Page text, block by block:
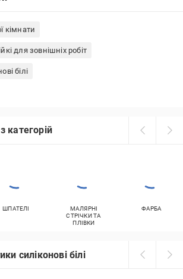
кімнати
для зовнішніх робіт
білі
для печей
600 мл
вогнестійкі
для ванної кімнати
вогнестійкі
Tytan силікон
коричневі
герметик
поліуретан
покрівельні
Mapei
категорій
ШПАТЕЛІ
МАЛЯРНІ
СТРІЧКИ ТА
ПЛІВКИ
ФАРБА
силіконові білі